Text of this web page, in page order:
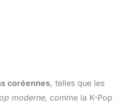
coréennes, telles que les
moderne, comme la K-Pop